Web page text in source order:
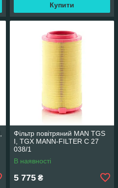
Купити
Фільтр повітряний MAN TGS
I, TGX MANN-FILTER C 27
038/1
В наявності
5 775 ₴